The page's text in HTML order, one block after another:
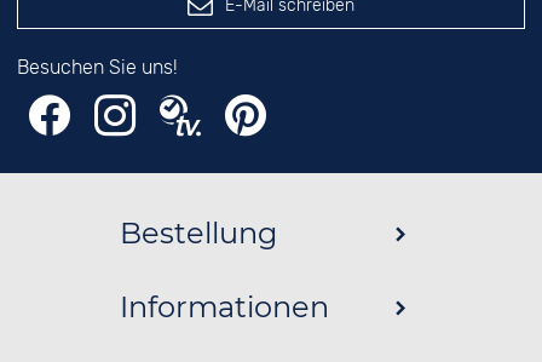
E-Mail schreiben
Besuchen Sie uns!
Bestellung
Informationen